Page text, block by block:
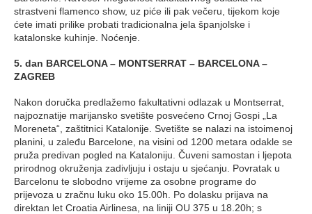
strastveni flamenco show, uz piće ili pak večeru, tijekom koje
ćete imati prilike probati tradicionalna jela španjolske i
katalonske kuhinje. Noćenje.
5. dan BARCELONA – MONTSERRAT – BARCELONA –
ZAGREB
Nakon doručka predlažemo fakultativni odlazak u Montserrat,
najpoznatije marijansko svetište posvećeno Crnoj Gospi „La
Moreneta“, zaštitnici Katalonije. Svetište se nalazi na istoimenoj
planini, u zaleđu Barcelone, na visini od 1200 metara odakle se
pruža predivan pogled na Kataloniju. Čuveni samostan i ljepota
prirodnog okruženja zadivljuju i ostaju u sjećanju. Povratak u
Barcelonu te slobodno vrijeme za osobne programe do
prijevoza u zračnu luku oko 15.00h. Po dolasku prijava na
direktan let Croatia Airlinesa, na liniji OU 375 u 18.20h; s